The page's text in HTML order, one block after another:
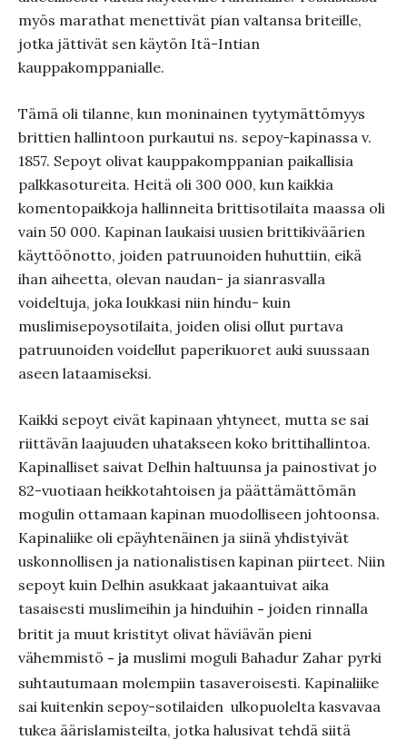
myös marathat menettivät pian valtansa briteille,
jotka jättivät sen käytön Itä-Intian
kauppakomppanialle.
Tämä oli tilanne, kun moninainen tyytymättömyys
brittien hallintoon purkautui ns. sepoy-kapinassa v.
1857. Sepoyt olivat kauppakomppanian paikallisia
palkkasotureita. Heitä oli 300 000, kun kaikkia
komentopaikkoja hallinneita brittisotilaita maassa oli
vain 50 000. Kapinan laukaisi uusien brittikiväärien
käyttöönotto, joiden patruunoiden huhuttiin, eikä
ihan aiheetta, olevan naudan- ja sianrasvalla
voideltuja, joka loukkasi niin hindu- kuin
muslimisepoysotilaita, joiden olisi ollut purtava
patruunoiden voidellut paperikuoret auki suussaan
aseen lataamiseksi.
Kaikki sepoyt eivät kapinaan yhtyneet, mutta se sai
riittävän laajuuden uhatakseen koko brittihallintoa.
Kapinalliset saivat Delhin haltuunsa ja painostivat jo
82-vuotiaan heikkotahtoisen ja päättämättömän
mogulin ottamaan kapinan muodolliseen johtoonsa.
Kapinaliike oli epäyhtenäinen ja siinä yhdistyivät
uskonnollisen ja nationalistisen kapinan piirteet. Niin
sepoyt kuin Delhin asukkaat jakaantuivat aika
tasaisesti muslimeihin ja hinduihin – joiden rinnalla
britit ja muut kristityt olivat häviävän pieni
vähemmistö – ja muslimi moguli Bahadur Zahar pyrki
suhtautumaan molempiin tasaveroisesti. Kapinaliike
sai kuitenkin sepoy-sotilaiden ulkopuolelta kasvavaa
tukea äärislamisteilta, jotka halusivat tehdä siitä